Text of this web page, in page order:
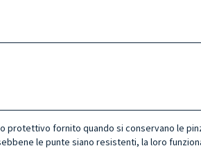
protettivo fornito quando si conservano le
le punte siano resistenti, la loro